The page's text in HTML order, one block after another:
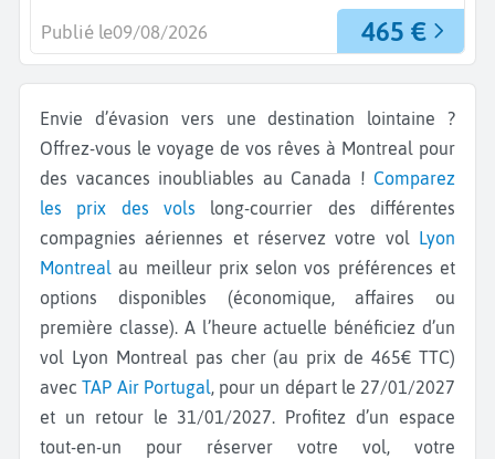
465 €
Publié le09/08/2026
Envie d’évasion vers une destination lointaine ?
Offrez-vous le voyage de vos rêves à Montreal pour
des vacances inoubliables au Canada ! Comparez
les prix des vols long-courrier des différentes
compagnies aériennes et réservez votre vol Lyon
Montreal au meilleur prix selon vos préférences et
options disponibles (économique, affaires ou
première classe). A l’heure actuelle bénéficiez d’un
vol Lyon Montreal pas cher (au prix de 465€ TTC)
avecTAP Air Portugal, pour un départ le 27/01/2027
et un retour le 31/01/2027. Profitez d’un espace
tout-en-un pour réserver votre vol, votre